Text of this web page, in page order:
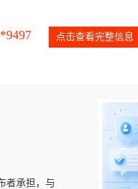
点击查看完整信息
者承担，与